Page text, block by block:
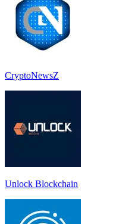
CryptoNewsZ
Unlock Blockchain